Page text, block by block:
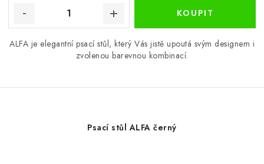
ALFA je elegantní psací stůl, který Vás jistě upoutá svým designem i
zvolenou barevnou kombinací.
Psací stůl ALFA černý